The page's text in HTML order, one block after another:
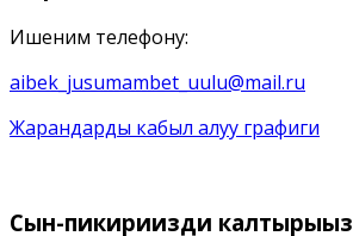
Ишеним телефону:
aibek_jusumambet_uulu@mail.ru
Жарандарды кабыл алуу графиги
Сын-пикириңизди калтырыңыз